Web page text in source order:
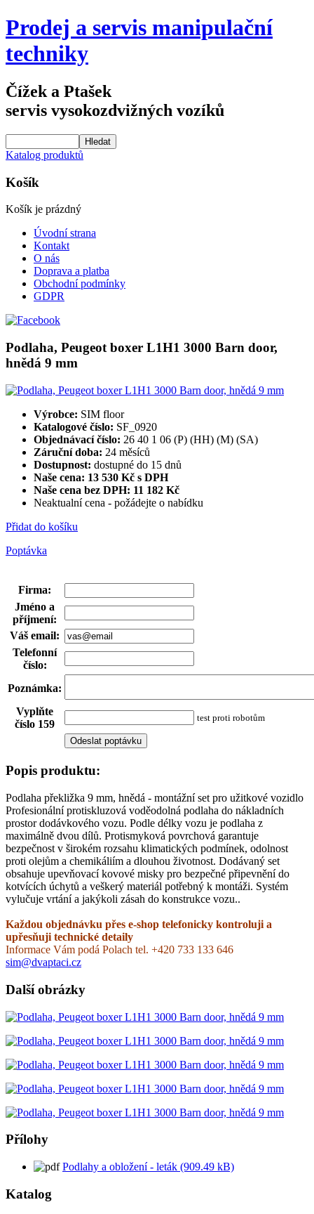
Prodej a servis manipulační
techniky
Čížek a Ptašek
servis vysokozdvižných vozíků
Katalog produktů
Košík
Košík je prázdný
Úvodní strana
Kontakt
O nás
Doprava a platba
Obchodní podmínky
GDPR
Podlaha, Peugeot boxer L1H1 3000 Barn door,
hnědá 9 mm
Výrobce: SIM floor
Katalogové číslo: SF_0920
Objednávací číslo: 26 40 1 06 (P) (HH) (M) (SA)
Záruční doba: 24 měsíců
Dostupnost: dostupné do 15 dnů
Naše cena: 13 530 Kč s DPH
Naše cena bez DPH: 11 182 Kč
Neaktualní cena - požádejte o nabídku
Přidat do košíku
Poptávka
Firma:
Jméno a
příjmení:
Váš email:
Telefonní
číslo:
Poznámka:
Vyplňte
číslo 159
test proti robotům
Popis produktu:
Podlaha překližka 9 mm, hnědá - montážní set pro užitkové vozidlo
Profesionální protiskluzová voděodolná podlaha do nákladních
prostor dodávkového vozu. Podle délky vozu je podlaha z
maximálně dvou dílů. Protismyková povrchová garantuje
bezpečnost v širokém rozsahu klimatických podmínek, odolnost
proti olejům a chemikáliím a dlouhou životnost. Dodávaný set
obsahuje upevňovací kovové misky pro bezpečné připevnění do
kotvících úchytů a veškerý materiál potřebný k montáži. Systém
vylučuje vrtání a jakýkoli zásah do konstrukce vozu..
Každou objednávku přes e-shop telefonicky kontroluji a
upřesňuji technické detaily
Informace Vám podá Polach tel. +420 733 133 646
sim@dvaptaci.cz
Další obrázky
Přílohy
Podlahy a obložení - leták (909.49 kB)
Katalog